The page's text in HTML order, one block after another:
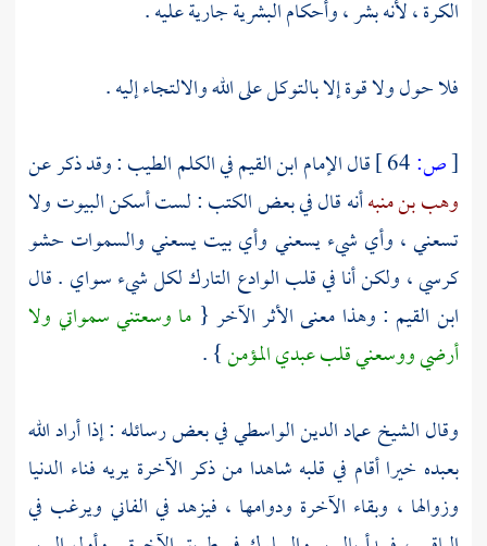
الكرة ، لأنه بشر ، وأحكام البشرية جارية عليه .
فلا حول ولا قوة إلا بالتوكل على الله والالتجاء إليه .
[ص: قال الإمامابن القيمفي الكلم الطيب : وقد ذكر عن
وهب بن منبهأنه قال في بعض الكتب : لست أسكن البيوت ولا
تسعني ، وأي شيء يسعني وأي بيت يسعني والسموات حشو
كرسي ، ولكن أنا في قلب الوادع التارك لكل شيء سواي . قال
ابن القيم : وهذا معنى الأثر الآخر { ما وسعتني سمواتي ولا
أرضي ووسعني قلب عبدي المؤمن} .
وقال الشيخعماد الدين الواسطيفي بعض رسائله : إذا أراد الله
بعبده خيرا أقام في قلبه شاهدا من ذكر الآخرة يريه فناء الدنيا
وزوالها ، وبقاء الآخرة ودوامها ، فيزهد في الفاني ويرغب في